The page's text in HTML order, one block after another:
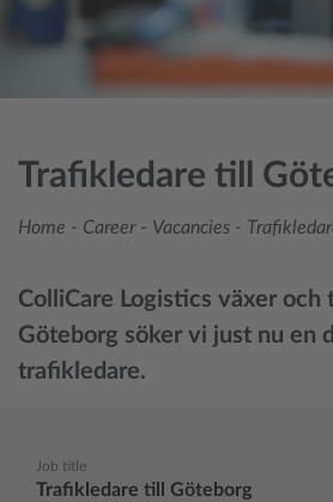
Trafikledare till
Home - Career - Vacancies -
ColliCare Logistics växer
Göteborg söker vi just nu en
trafikledare.
Job title
Trafikledare till Göteborg